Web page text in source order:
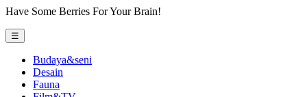
Have Some Berries For Your Brain!
☰
Budaya&seni
Desain
Fauna